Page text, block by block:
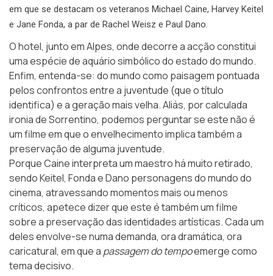
em que se destacam os veteranos Michael Caine, Harvey Keitel
e Jane Fonda, a par de Rachel Weisz e Paul Dano.
O hotel, junto em Alpes, onde decorre a acção constitui
uma espécie de aquário simbólico do estado do mundo.
Enfim, entenda-se: do mundo como paisagem pontuada
pelos confrontos entre a juventude (que o título
identifica) e a geração mais velha. Aliás, por calculada
ironia de Sorrentino, podemos perguntar se este não é
um filme em que o envelhecimento implica também a
preservação de alguma juventude.
Porque Caine interpreta um maestro há muito retirado,
sendo Keitel, Fonda e Dano personagens do mundo do
cinema, atravessando momentos mais ou menos
críticos, apetece dizer que este é também um filme
sobre a preservação das identidades artísticas. Cada um
deles envolve-se numa demanda, ora dramática, ora
caricatural, em que a passagem do tempoemerge como
tema decisivo.